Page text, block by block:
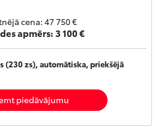
cena: 47 750 €
apmērs:3 100 €
(230 zs), automātiska, priekšējā
piedāvājumu